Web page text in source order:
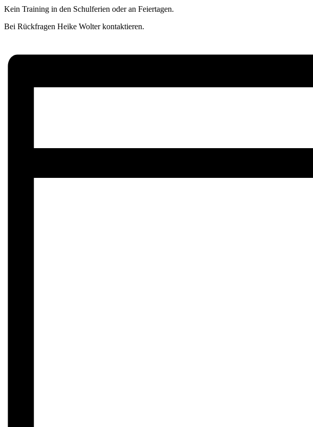
Kein Training in den Schulferien oder an Feiertagen.
Bei Rückfragen Heike Wolter kontaktieren.